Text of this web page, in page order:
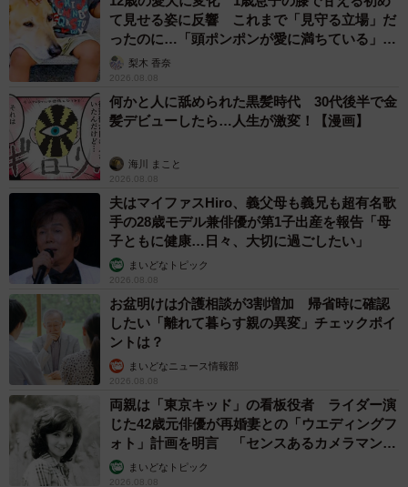
て見せる姿に反響 これまで「見守る立場」だ
ったのに…「頭ポンポンが愛に満ちている」
「尊…」
梨木 香奈
2026.08.08
何かと人に舐められた黒髪時代 30代後半で金
髪デビューしたら…人生が激変！【漫画】
海川 まこと
2026.08.08
夫はマイファスHiro、義父母も義兄も超有名歌
手の28歳モデル兼俳優が第1子出産を報告「母
子ともに健康…日々、大切に過ごしたい」
まいどなトピック
2026.08.08
お盆明けは介護相談が3割増加 帰省時に確認
したい「離れて暮らす親の異変」チェックポイ
ントは？
まいどなニュース情報部
2026.08.08
両親は「東京キッド」の看板役者 ライダー演
じた42歳元俳優が再婚妻との「ウエディングフ
ォト」計画を明言 「センスあるカメラマン求
む」まいどなトピック
2026.08.08